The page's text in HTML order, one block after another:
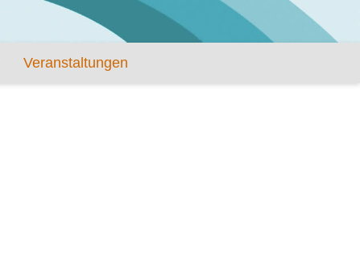
Veranstaltungen